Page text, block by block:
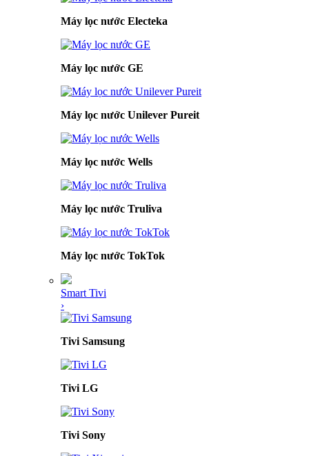
Máy lọc nước Electeka
Máy lọc nước GE
Máy lọc nước Unilever Pureit
Máy lọc nước Wells
Máy lọc nước Truliva
Máy lọc nước TokTok
Smart Tivi
›
Tivi Samsung
Tivi LG
Tivi Sony